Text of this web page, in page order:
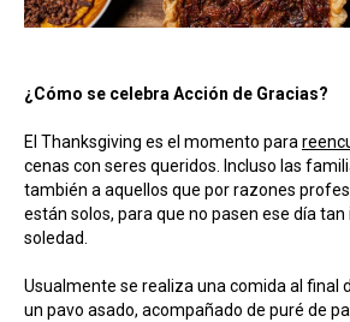
¿Cómo se celebra Acción de Gracias?
El Thanksgiving es el momento para
cenas con seres queridos. Incluso las
también a aquellos que por razones
están solos, para que no pasen ese día
soledad.
Usualmente se realiza una comida al final
un pavo asado, acompañado de puré de